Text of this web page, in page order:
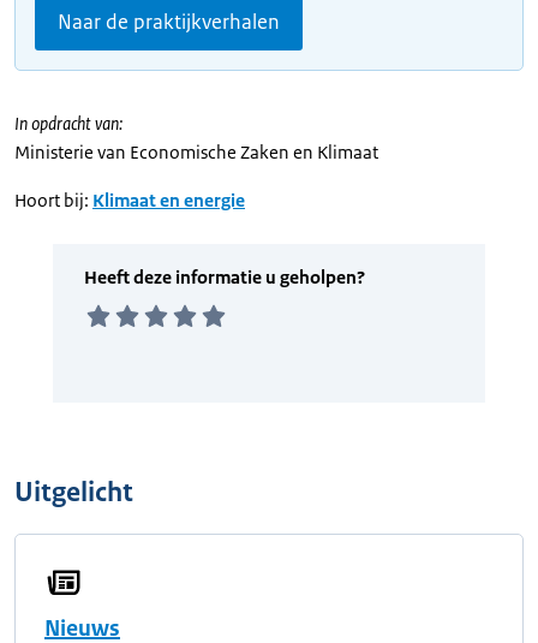
Naar de praktijkverhalen
In opdracht van:
Ministerie van Economische Zaken en Klimaat
Hoort bij: Klimaat en energie
Uitgelicht
Nieuws